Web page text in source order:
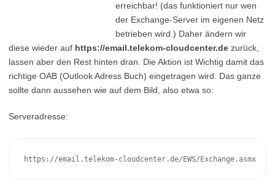
erreichbar! (das funktioniert nur wen
der Exchange-Server im eigenen Netz
betrieben wird.) Daher ändern wir
diese wieder auf https://email.telekom-cloudcenter.de zurück,
lassen aber den Rest hinten dran. Die Aktion ist Wichtig damit das
richtige OAB (Outlook Adress Buch) eingetragen wird. Das ganze
sollte dann aussehen wie auf dem Bild, also etwa so:
Serveradresse:
https://email.telekom-cloudcenter.de/EWS/Exchange.asmx